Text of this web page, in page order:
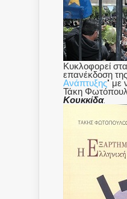
Κυκλοφορεί
επανέκδοση
Ανάπτυξης" με
Τάκη
Κουκκίδα.